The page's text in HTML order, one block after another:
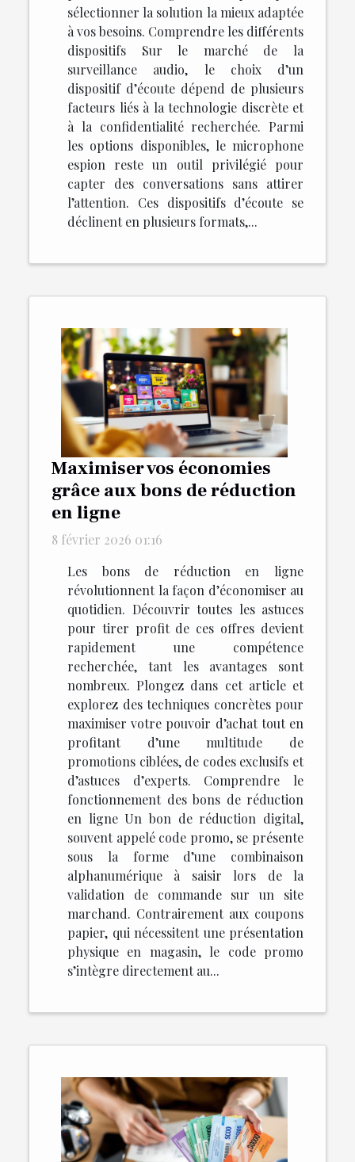
sélectionner la solution la mieux adaptée
à vos besoins. Comprendre les différents
dispositifs Sur le marché de la
surveillance audio, le choix d’un
dispositif d’écoute dépend de plusieurs
facteurs liés à la technologie discrète et
à la confidentialité recherchée. Parmi
les options disponibles, le microphone
espion reste un outil privilégié pour
capter des conversations sans attirer
l’attention. Ces dispositifs d’écoute se
déclinent en plusieurs formats,...
Maximiser vos économies
grâce aux bons de réduction
en ligne
8 février 2026 01:16
Les bons de réduction en ligne
révolutionnent la façon d’économiser au
quotidien. Découvrir toutes les astuces
pour tirer profit de ces offres devient
rapidement une compétence
recherchée, tant les avantages sont
nombreux. Plongez dans cet article et
explorez des techniques concrètes pour
maximiser votre pouvoir d’achat tout en
profitant d’une multitude de
promotions ciblées, de codes exclusifs et
d’astuces d’experts. Comprendre le
fonctionnement des bons de réduction
en ligne Un bon de réduction digital,
souvent appelé code promo, se présente
sous la forme d’une combinaison
alphanumérique à saisir lors de la
validation de commande sur un site
marchand. Contrairement aux coupons
papier, qui nécessitent une présentation
physique en magasin, le code promo
s’intègre directement au...